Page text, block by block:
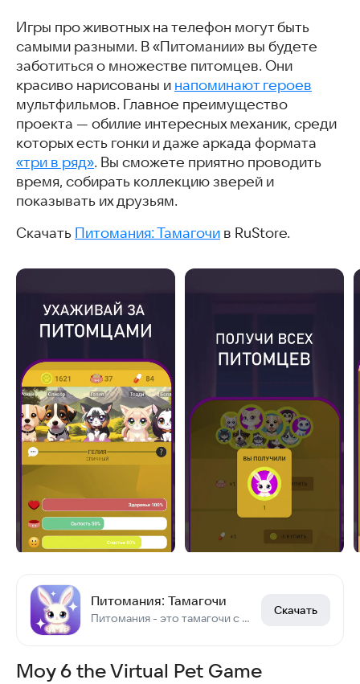
Игры про животных на телефон могут быть
самыми разными. В «Питомании» вы будете
заботиться о множестве питомцев. Они
красиво нарисованы и напоминают героев
мультфильмов. Главное преимущество
проекта — обилие интересных механик, среди
которых есть гонки и даже аркада формата
«три в ряд». Вы сможете приятно проводить
время, собирать коллекцию зверей и
показывать их друзьям.
Скачать Питомания: Тамагочи в RuStore.
Питомания: Тамагочи
Питомания - это тамагочи с интересными мини-играми и удобным чатом.
Скачать
Moy 6 the Virtual Pet Game